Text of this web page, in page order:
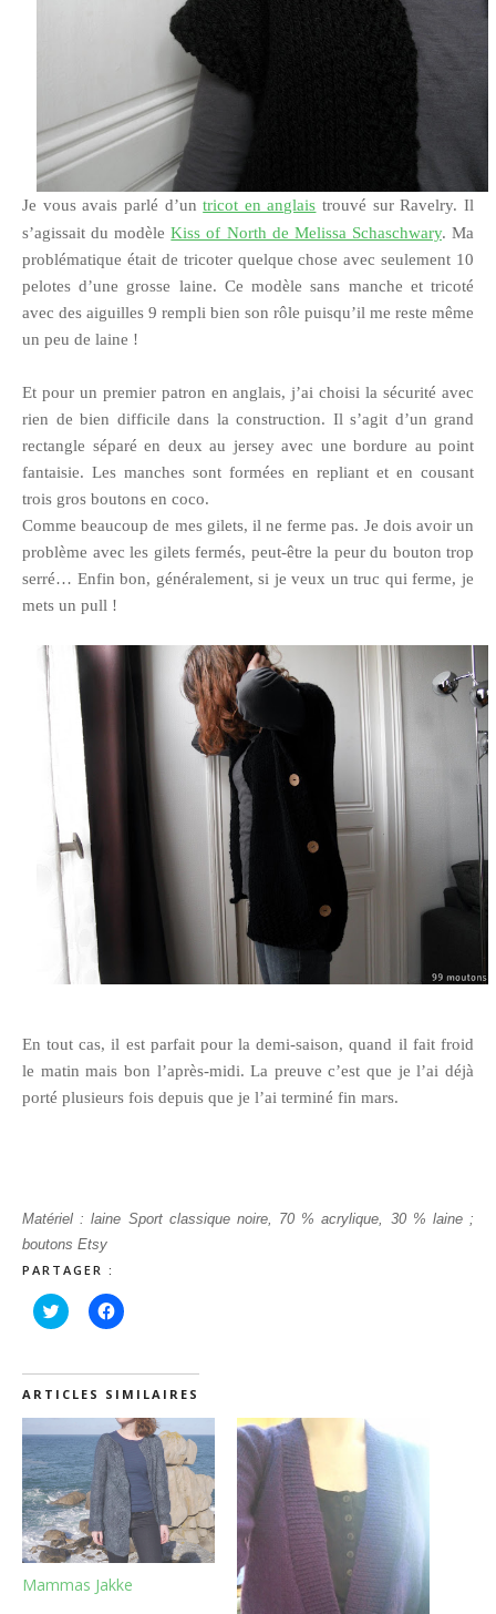
Je vous avais parlé d’untricot en anglais trouvé sur Ravelry. Il
s’agissait du modèleKiss of North de Melissa Schaschwary. Ma
problématique était de tricoter quelque chose avec seulement 10
pelotes d’une grosse laine. Ce modèle sans manche et tricoté
avec des aiguilles 9 rempli bien son rôle puisqu’il me reste même
un peu de laine !
Et pour un premier patron en anglais, j’ai choisi la sécurité avec
rien de bien difficile dans la construction. Il s’agit d’un grand
rectangle séparé en deux au jersey avec une bordure au point
fantaisie. Les manches sont formées en repliant et en cousant
trois gros boutons en coco.
Comme beaucoup de mes gilets, il ne ferme pas. Je dois avoir un
problème avec les gilets fermés, peut-être la peur du bouton trop
serré… Enfin bon, généralement, si je veux un truc qui ferme, je
mets un pull !
En tout cas, il est parfait pour la demi-saison, quand il fait froid
le matin mais bon l’après-midi. La preuve c’est que je l’ai déjà
porté plusieurs fois depuis que je l’ai terminé fin mars.
Matériel : laine Sport classique noire, 70 % acrylique, 30 % laine ;
boutons Etsy
PARTAGER :
Cliquez
pour
dans
une
fenêtre)
Cliquez
pour
dans
une
fenêtre)
ARTICLES SIMILAIRES
Mammas Jakke